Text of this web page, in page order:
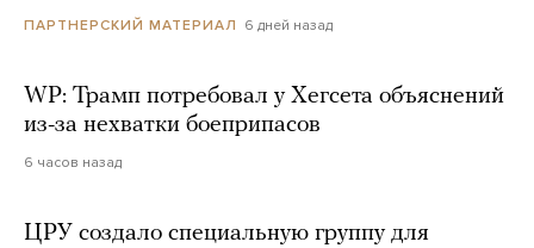
ПАРТНЕРСКИЙ МАТЕРИАЛ 6 дней назад
WP: Трамп потребовал у Хегсета объяснений
из-за нехватки боеприпасов
6 часов назад
ЦРУ создало специальную группу для